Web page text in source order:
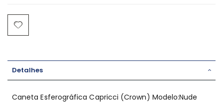
Detalhes
Caneta Esferográfica Capricci (Crown) Modelo:Nude